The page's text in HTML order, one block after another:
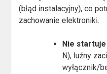
(błąd instalacyjny), co
zachowanie elektroniki.
Nie
N), luźny
wyłącznik/